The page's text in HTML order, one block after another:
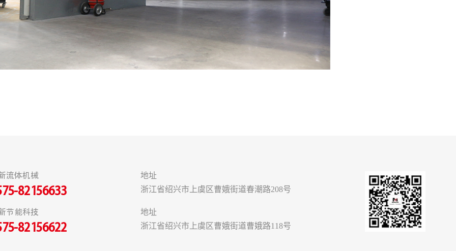
流体机械
82156633
节能科技
82156622
地址
浙江省绍兴市上虞区曹娥街道春潮路208号
地址
浙江省绍兴市上虞区曹娥街道曹娥路118号